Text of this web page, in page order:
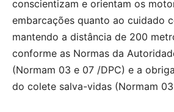
conscientizam e orientam os
embarcações quanto ao cuidado
mantendo a distância de 200
conforme as Normas da
(Normam 03 e 07 /DPC) e a
do colete salva-vidas (Normam